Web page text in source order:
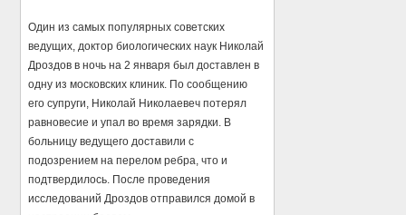
Один из самых популярных советских
ведущих, доктор биологических наук Николай
Дроздов в ночь на 2 января был доставлен в
одну из московских клиник. По сообщению
его супруги, Николай Николаевеч потерял
равновесие и упал во время зарядки. В
больницу ведущего доставили с
подозрением на перелом ребра, что и
подтвердилось. После проведения
исследований Дроздов отправился домой в